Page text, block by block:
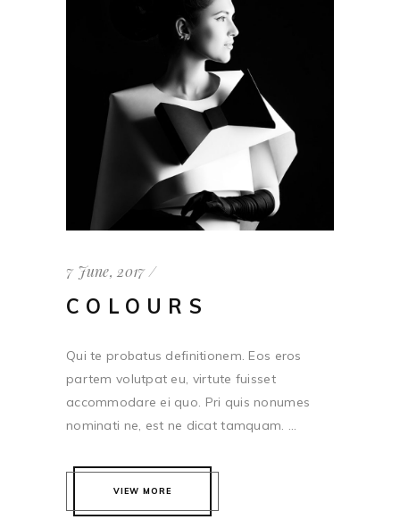
7 June, 2017
COLOURS
Qui te probatus definitionem. Eos eros
partem volutpat eu, virtute fuisset
accommodare ei quo. Pri quis nonumes
nominati ne, est ne dicat tamquam. ...
VIEW MORE